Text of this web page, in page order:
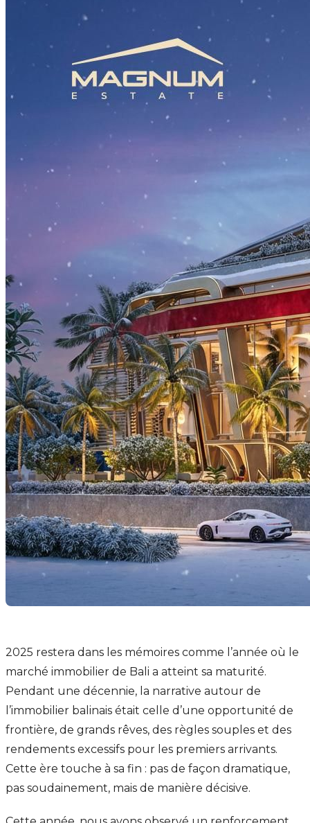
2025 restera dans les mémoires comme l’année où le
marché immobilier de Bali a atteint sa maturité.
Pendant une décennie, la narrative autour de
l’immobilier balinais était celle d’une opportunité de
frontière, de grands rêves, des règles souples et des
rendements excessifs pour les premiers arrivants.
Cette ère touche à sa fin : pas de façon dramatique,
pas soudainement, mais de manière décisive.